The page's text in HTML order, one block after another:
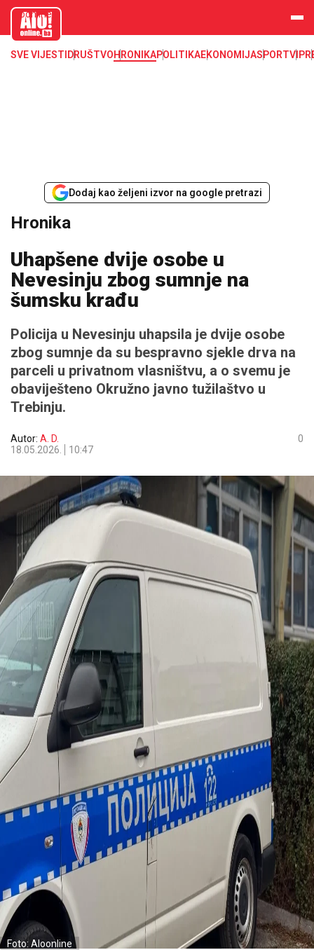
aloonline.b
SVE VIJESTI DRUŠTVOHRONIKAPOLITIKAEKONOMIJASPORTVIP
Dodaj kao željeni izvor na google pretrazi
Hronika
Uhapšene dvije osobe u
Nevesinju zbog sumnje na
šumsku krađu
Policija u Nevesinju uhapsila je dvije osobe
zbog sumnje da su bespravno sjekle drva na
parceli u privatnom vlasništvu, a o svemu je
obaviješteno Okružno javno tužilaštvo u
Trebinju.
Autor: A. D.
18.05.2026.
10:47
0
Foto: Aloonline